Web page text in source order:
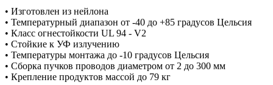
• Изготовлен из нейлона
• Температурный диапазон от -40 до +85 градусов Цельсия
• Класс огнестойкости UL 94 - V2
• Стойкие к УФ излучению
• Температуры монтажа до -10 градусов Цельсия
• Сборка пучков проводов диаметром от 2 до 300 мм
• Крепление продуктов массой до 79 кг